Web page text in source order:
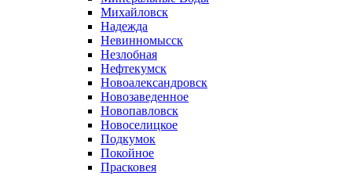
Михайловск
Надежда
Невинномысск
Незлобная
Нефтекумск
Новоалександровск
Новозаведенное
Новопавловск
Новоселицкое
Подкумок
Покойное
Прасковея